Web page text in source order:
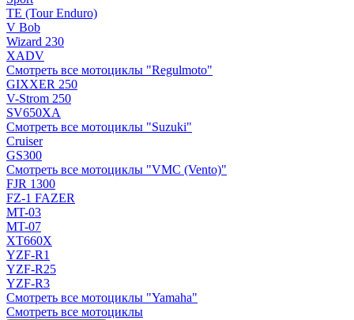
TE (Tour Enduro)
V Bob
Wizard 230
XADV
Смотреть все мотоциклы "Regulmoto"
GIXXER 250
V-Strom 250
SV650XA
Смотреть все мотоциклы "Suzuki"
Cruiser
GS300
Смотреть все мотоциклы "VMC (Vento)"
FJR 1300
FZ-1 FAZER
MT-03
MT-07
XT660X
YZF-R1
YZF-R25
YZF-R3
Смотреть все мотоциклы "Yamaha"
Смотреть все мотоциклы